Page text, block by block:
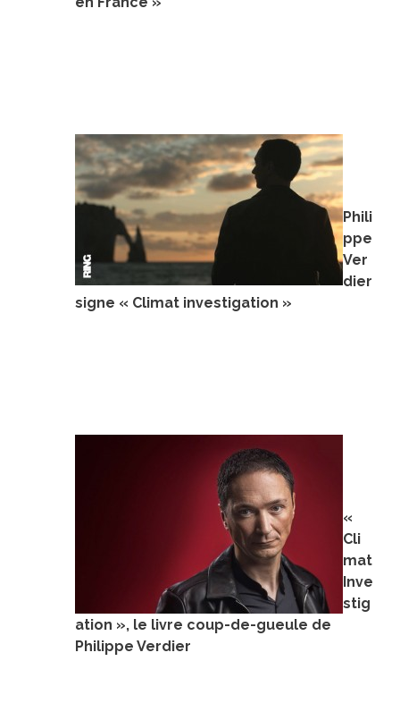
Phili
ppe
Ver
dier
signe « Climat investigation »
«
Cli
mat
Inve
stig
ation », le livre coup-de-gueule de
Philippe Verdier